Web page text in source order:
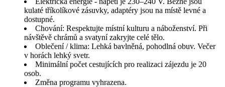
kulaté tříkolíkové zásuvky, adaptéry jsou na místě levné a
dostupné.
Chování: Respektujte místní kulturu a náboženství. Při
návštěvě chrámů a svatyní zakryjte celé tělo.
Oblečení / klima: Lehká bavlněná, pohodlná obuv. Večer
v horách lehký svetr.
Minimální počet cestujících pro realizaci zájezdu je 20
osob.
Změna programu vyhrazena.